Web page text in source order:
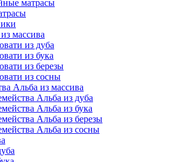
матрасы
массива
из дуба
из бука
из березы
из сосны
Альба из массива
Альба из дуба
Альба из бука
Альба из березы
Альба из сосны